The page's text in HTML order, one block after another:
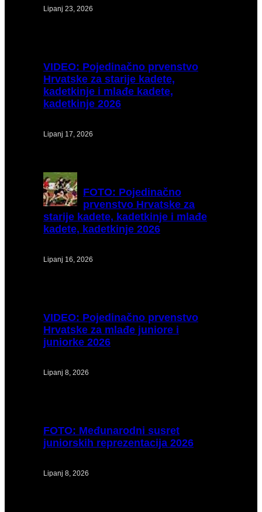
Lipanj 23, 2026
VIDEO: Pojedinačno prvenstvo
Hrvatske za starije kadete,
kadetkinje i mlađe kadete,
kadetkinje 2026
Lipanj 17, 2026
FOTO: Pojedinačno
prvenstvo Hrvatske za
starije kadete, kadetkinje i mlađe
kadete, kadetkinje 2026
Lipanj 16, 2026
VIDEO: Pojedinačno prvenstvo
Hrvatske za mlađe juniore i
juniorke 2026
Lipanj 8, 2026
FOTO: Međunarodni susret
juniorskih reprezentacija 2026
Lipanj 8, 2026